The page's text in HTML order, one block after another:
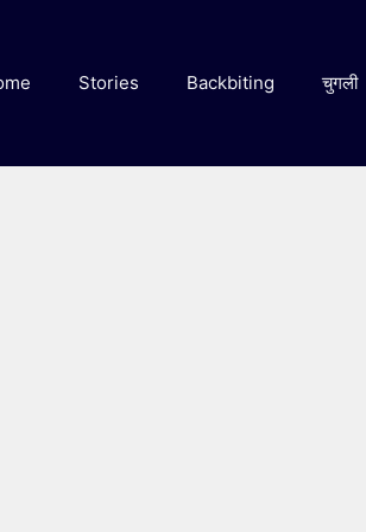
Stories Backbiting चुगली